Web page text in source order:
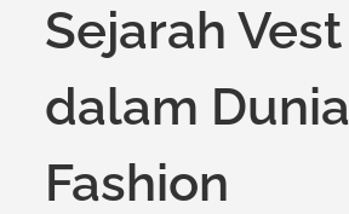
Sejarah Vest
dalam Dunia
Fashion